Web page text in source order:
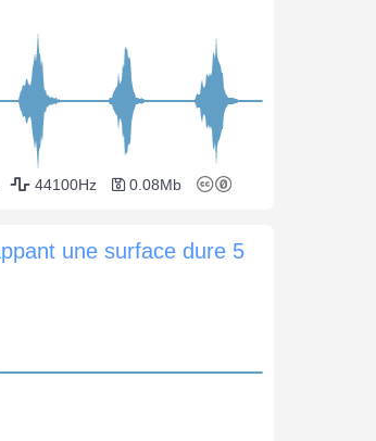
44100Hz 0.08Mb
une surface dure 5